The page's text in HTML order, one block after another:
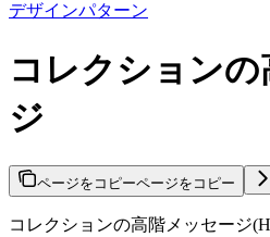
デザインパターン
コレクション
ジ
ページをコピーページをコピー
コレクションの高階メッセージ